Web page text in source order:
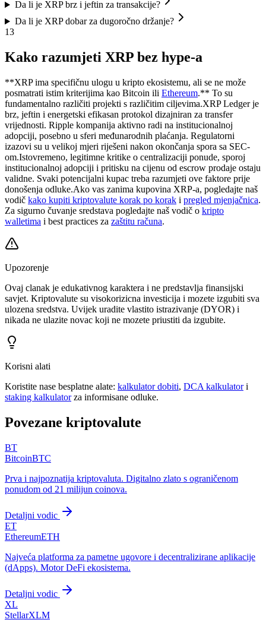
Da li je XRP brz i jeftin za transakcije?
Da li je XRP dobar za dugoročno držanje?
13
Kako razumjeti XRP bez hype-a
**XRP ima specifičnu ulogu u kripto ekosistemu, ali se ne može
posmatrati istim kriterijima kao Bitcoin ili Ethereum.** To su
fundamentalno različiti projekti s različitim ciljevima.XRP Ledger je
brz, jeftin i energetski efikasan protokol dizajniran za transfer
vrijednosti. Ripple kompanija aktivno radi na institucionalnoj
adopciji, posebno u sferi međunarodnih plaćanja. Regulatorni
izazovi su u velikoj mjeri riješeni nakon okončanja spora sa SEC-
om.Istovremeno, legitimne kritike o centralizaciji ponude, sporoj
institucionalnoj adopciji i pritisku na cijenu od escrow prodaje ostaju
validne. Svaki potencijalni kupac treba razumjeti ove faktore prije
donošenja odluke.Ako vas zanima kupovina XRP-a, pogledajte naš
vodič kako kupiti kriptovalute korak po korak i pregled mjenjačnica.
Za sigurno čuvanje sredstava pogledajte naš vodič o kripto
walletima i best practices za zaštitu računa.
Upozorenje
Ovaj clanak je edukativnog karaktera i ne predstavlja finansijski
savjet. Kriptovalute su visokorizicna investicija i mozete izgubiti sva
ulozena sredstva. Uvijek uradite vlastito istrazivanje (DYOR) i
nikada ne ulazite novac koji ne mozete priustiti da izgubite.
Korisni alati
Koristite nase besplatne alate: kalkulator dobiti, DCA kalkulatori
staking kalkulatorza informisane odluke.
Povezane kriptovalute
BT
BitcoinBTC
Prva i najpoznatija kriptovaluta. Digitalno zlato s ograničenom
ponudom od 21 milijun coinova.
Detaljni vodic
ET
EthereumETH
Najveća platforma za pametne ugovore i decentralizirane aplikacije
(dApps). Motor DeFi ekosistema.
Detaljni vodic
XL
StellarXLM